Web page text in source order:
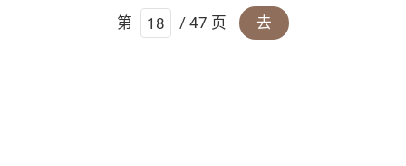
第 / 47 页 去